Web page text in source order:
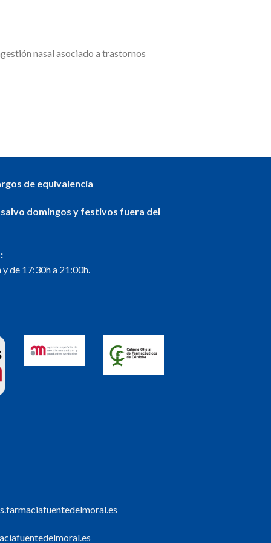
nasal asociado a trastornos
de equivalencia
domingos y festivos fuera del
de 17:30h a 21:00h.